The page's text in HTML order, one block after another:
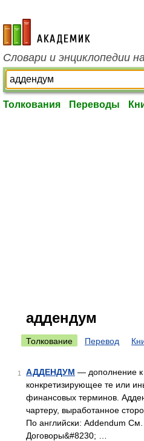
academic.ru
Словари и энциклопедии
Толкования Переводы
аддендум
Толкование Перевод
1 АДДЕНДУМ — дополнение
конкретизирующее те или
финансовых терминов.
чартеру, выработанное
По английски: Addendum
Договоры&#8230; …